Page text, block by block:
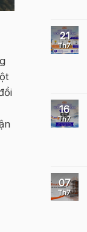
21
Th7
16
Th7
07
Th7